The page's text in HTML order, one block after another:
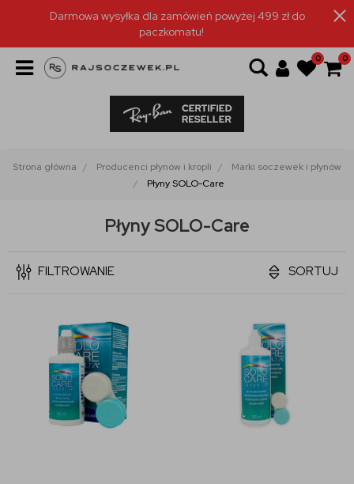
Darmowa wysyłka dla zamówień powyżej 499 zł do
paczkomatu!
0 0
Strona główna Producenci płynów i kropli
Marki soczewek i płynów
Płyny SOLO-Care
Płyny SOLO-Care
FILTROWANIE SORTUJ